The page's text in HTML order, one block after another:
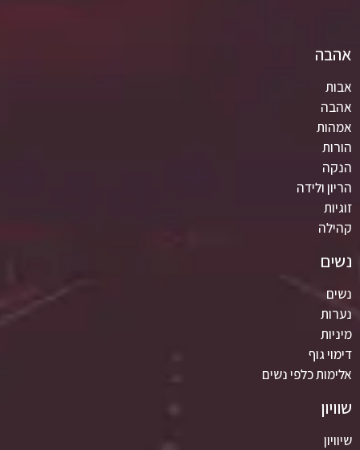
אהבה
אבות
אהבה
אמהות
הורות
הנקה
הריון ולידה
זוגיות
קהילה
נשים
נשים
נערות
מיניות
דימוי גוף
אלימות כלפי נשים
שוויון
שיוויון